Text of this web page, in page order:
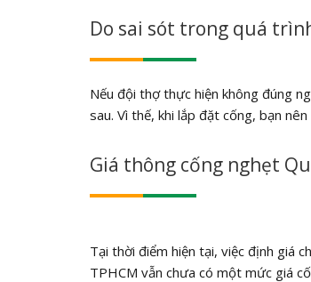
Do sai sót trong quá
Nếu đội thợ thực hiện không đúng
sau. Vì thế, khi lắp đặt cống, bạn
Giá thông cống nghẹt
Tại thời điểm hiện tại, việc định giá
TPHCM vẫn chưa có một mức giá